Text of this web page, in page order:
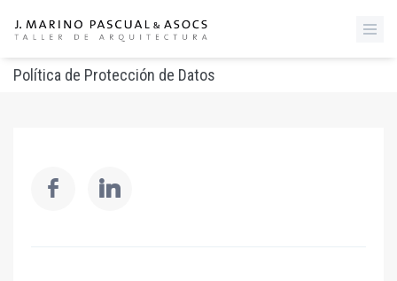
Política de Protección de Datos